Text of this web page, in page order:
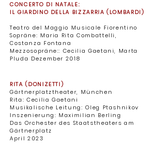
CONCERTO DI NATALE:
IL GIARDINO DELLA BIZZARRIA (LOMBARDI)
Teatro del Maggio Musicale Fiorentino ​
Sopräne: Maria Rita Combattelli,
Costanza Fontana
Mezzosopräne:: Cecilia Gaetani, Marta
Pluda ​ Dezember 2018
RITA (DONIZETTI)
Gärtnerplatztheater, München ​
Rita: Cecilia Gaetani
Musikalische Leitung: Oleg Ptashnikov
Inszenierung: Maximilian Berling
Das Orchester des Staatstheaters am
Gärtnerplatz ​
April 2023